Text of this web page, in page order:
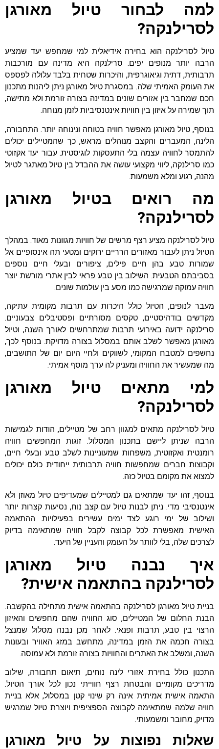
למה לבחור טיול מאורגן
לסרילנקה?
טיול לסרילנקה הוא בחירה אידיאלית למי שמחפש יעד שמציע
הרבה יותר מנופים יפים. סרילנקה היא מדינה עם מורכבות
תרבותית, דתית וגיאוגרפית, והיכרות שטחית בלבד עלולה לפספס
את העומק האמיתי שלה. במסגרת טיול מאורגן ניתן ליהנות מתכנון
חכם שמחבר בין אזורים שונים במדינה בצורה זורמת ולא מתישה,
תוך שמירה על איזון בין חוויות אינטנסיביות לזמן מנוחה.
בנוסף, טיול מאורגן מאפשר חוויה בטוחה ונינוחה יותר. התחבורה,
הלינה, המעברים והקצב מנוהלים מראש, כך שהמטיילים יכולים
להתמסר לחוויה עצמה בלי התעסקות לוגיסטית. עבור יעד אקזוטי
כמו סרילנקה, ליווי מקצועי עושה את ההבדל בין טיול מאתגר לטיול
מהנה, רגוע ומלא משמעות.
מה רואים בטיול מאורגן
לסרילנקה?
טיול לסרילנקה מציע רצף מרשים של חוויות מגוונות מאוד. במהלך
הטיול ניתן לעבור מאזורים הרריים ירוקים ומטעי תה אינסופיים אל
שמורות טבע בהן חיים פילים, ציפורים ובעלי חיים נוספים
בסביבתם הטבעית. השילוב בין טבע פראי לבין אתרי מורשת יוצר
חוויה עמוקה שמרגישה כמו מסע בין עולמות שונים.
מעבר לנופים, הטיול כולל היכרות עם תרבות מקומית עתיקה,
מקדשים בודהיסטיים, טקסים מסורתיים ופסטיבלים צבעוניים.
סרילנקה ידועה באירועי תרבות שמתרחשים לאורך השנה, וטיול
מאורגן מאפשר לשלב אותם במסלול בצורה מדויקת. בנוסף לכך,
נחשפים למטבח המקומי, לשווקים ולחיי היום יום של התושבים,
מה שמעשיר את החוויה ומעניק לה ערך מוסף אמיתי.
למי מתאים טיול מאורגן
לסרילנקה?
טיול לסרילנקה מתאים למגוון רחב של מטיילים, הודות לגמישות
הרבה שניתן ליישם בתכנון המסלול. זוגות המחפשים חוויה
רומנטית ואקזוטית, משפחות שמעוניינות לשלב טבע ובעלי חיים,
וקבוצות חברים שמחפשות חוויה תרבותית ייחודית כולם יכולים
למצוא את מקומם בטיול כזה.
בנוסף, זהו יעד שמתאים גם למטיילים שמעדיפים טיול מאוזן ולא
אינטנסיבי מדי. ניתן לבנות טיול עם קצב נוח, נסיעות קצרות יותר
ושילוב של ימי רוגע לצד ימים עשירים בפעילויות. ההתאמה
האישית מאפשרת לכל קבוצה לקבל חוויה שמתאימה בדיוק
לצרכים שלה, בלי לוותר על העומק והעניין של היעד.
איך נבנה טיול מאורגן
לסרילנקה בהתאמה אישית?
בניית טיול מאורגן לסרילנקה בהתאמה אישית מתחילה בהקשבה.
הבנת החלום של המטיילים, סוג החוויה שהם מחפשים והאיזון
הרצוי בין טבע, תרבות ופנאי. לאחר מכן נבנה מסלול שמנצל
בצורה חכמה את הזמן במדינה, מתחשב במזג האוויר ובעונות
השנה, ומשלב את האתרים והחוויות בצורה זורמת ולא עמוסה.
התכנון כולל בחירת אזורי לינה נוחים, תיאום תחבורה, שילוב
מדריכים מקומיים והבטחת רצף חווייתי נכון לכל אורך הטיול.
התאמה אישית אמיתית אינה רק שינוי קטן במסלול, אלא בניית
חוויה שלמה שמתאימה לקבוצה הספציפית ויוצרת טיול שמרגיש
מדויק, מחובר ומשמעותי.
שאלות נפוצות על טיול מאורגן